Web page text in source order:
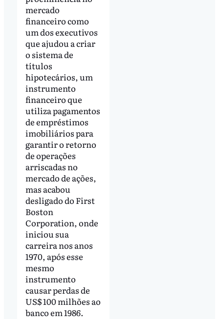
mercado
financeiro como
um dos executivos
que ajudou a criar
o sistema de
títulos
hipotecários, um
instrumento
financeiro que
utiliza pagamentos
de empréstimos
imobiliários para
garantir o retorno
de operações
arriscadas no
mercado de ações,
mas acabou
desligado do First
Boston
Corporation, onde
iniciou sua
carreira nos anos
1970, após esse
mesmo
instrumento
causar perdas de
US$ 100 milhões ao
banco em 1986.